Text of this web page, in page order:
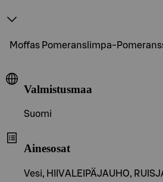
Moffas Pomeranslimpa-
Valmistusmaa
Suomi
Ainesosat
Vesi, HIIVALEIPÄJAUHO,